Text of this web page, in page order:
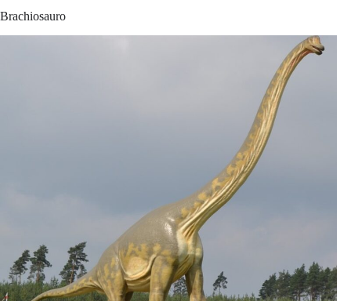
Brachiosauro